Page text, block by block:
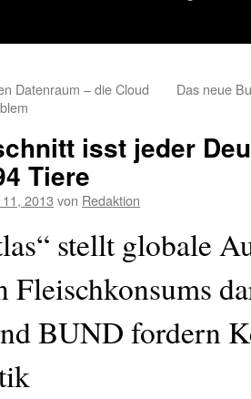
Datenraum – die Cloud
Das neue
isst jeder
Tiere
2013 von Redaktion
stellt globale
Fleischkonsums
BUND fordern